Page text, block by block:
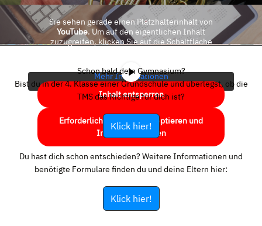
Sie sehen gerade einen Platzhalterinhalt von
YouTube. Um auf den eigentlichen Inhalt
zuzugreifen, klicken Sie auf die Schaltfläche
Mehr Informationen
Inhalt entsperren
Erforderlichen Service akzeptieren und
Inhalte entsperren
Schon bald dein Gymnasium?
Bist du in der 4. Klasse einer Grundschule und überlegst, ob die
TMS das Richtige für dich ist?
Klick hier!
Du hast dich schon entschieden? Weitere Informationen und
benötigte Formulare finden du und deine Eltern hier:
Klick hier!